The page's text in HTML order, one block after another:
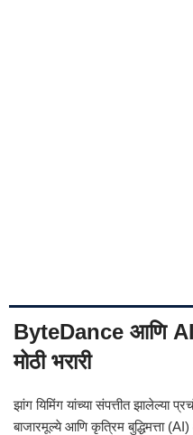
ByteDance आणि AI
मोठी भरारी
झांग यिमिंग यांच्या संपत्तीत झालेल्या
बाजारमूल्ये आणि कृत्रिम बुद्धिमत्ता